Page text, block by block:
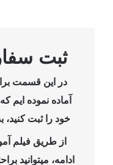
ثبت
در این قسمت
آماده نموده
خود را ثبت
از طریق فیلم
ادامه، میتوانید